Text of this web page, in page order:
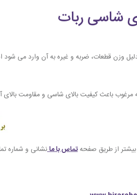
شاسی ربات
وزن قطعات، ضربه و غیره به آن وارد می
مرغوب باعث کیفیت بالای شاسی و مقاومت
از طریق صفحهتماس با مانشانی و شماره